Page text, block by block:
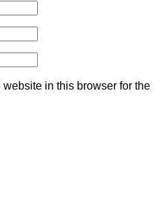
in this browser for the